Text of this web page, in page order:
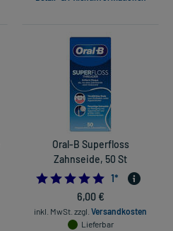
Oral-B Superfloss
Zahnseide, 50 St
5.0
1*
6,00 €
inkl. MwSt. zzgl. Versandkosten
Lieferbar